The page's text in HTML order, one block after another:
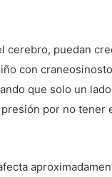
cerebro, puedan
con
que solo un
por no tener